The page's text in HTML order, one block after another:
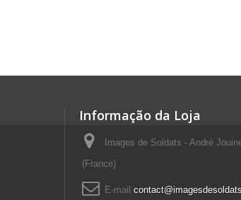
Informação da Loja
Images de Soldats - André
(France)
E-mail